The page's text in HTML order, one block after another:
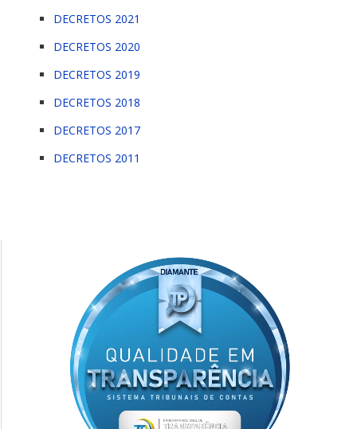
DECRETOS 2021
DECRETOS 2020
DECRETOS 2019
DECRETOS 2018
DECRETOS 2017
DECRETOS 2011